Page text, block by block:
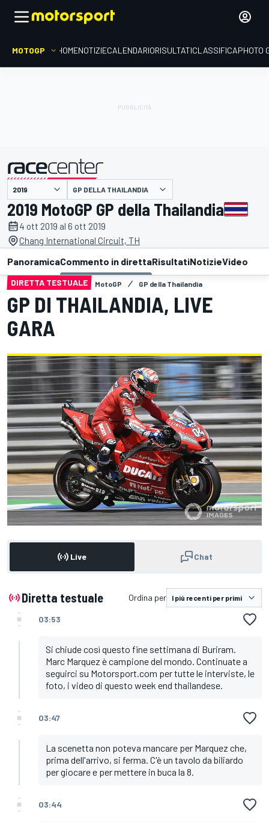
MOTOGP HOMENOTIZIECALENDARIORISULTATICLASSIFICAPHOTO
GP DELLA THAILANDIA
2019 MotoGP GP della Thailandia
4 ott 2019 al 6 ott 2019
Chang International Circuit, TH
PanoramicaCommento in direttaRisultatiNotizieVideo
DIRETTA TESTUALE MotoGP GP della Thailandia
GP DI THAILANDIA, LIVE
GARA
Live Chat
Diretta testuale Ordina per
03:53
Si chiude così questo fine settimana di Buriram.
Marc Marquez è campione del mondo. Continuate a
seguirci su Motorsport.com per tutte le interviste, le
foto, i video di questo week end thailandese.
03:47
La scenetta non poteva mancare per Marquez che,
prima dell'arrivo, si ferma. C'è un tavolo da biliardo
per giocare e per mettere in buca la 8.
03:44